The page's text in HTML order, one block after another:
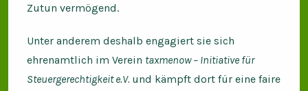
Zutun vermögend.
Unter anderem deshalb engagiert sie sich
ehrenamtlich im Verein taxmenow – Initiative für
Steuergerechtigkeit e.V. und kämpft dort für eine faire